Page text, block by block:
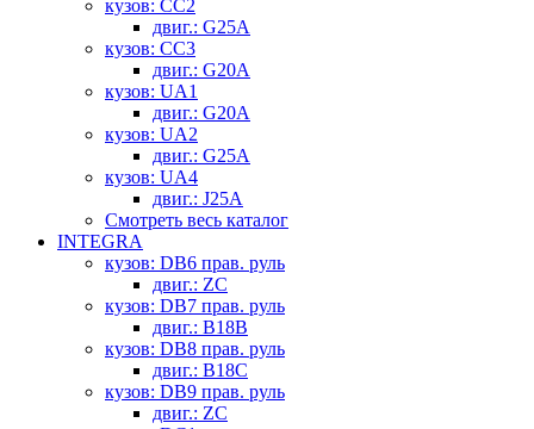
кузов: CC2
двиг.: G25A
кузов: CC3
двиг.: G20A
кузов: UA1
двиг.: G20A
кузов: UA2
двиг.: G25A
кузов: UA4
двиг.: J25A
Смотреть весь каталог
INTEGRA
кузов: DB6 прав. руль
двиг.: ZC
кузов: DB7 прав. руль
двиг.: B18B
кузов: DB8 прав. руль
двиг.: B18C
кузов: DB9 прав. руль
двиг.: ZC